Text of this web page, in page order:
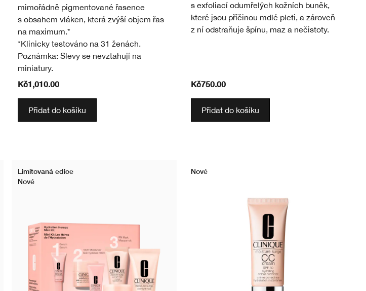
mimořádně pigmentované řasence
s obsahem vláken, která zvýší objem řas
na maximum.*
*Klinicky testováno na 31 ženách.
Poznámka: Slevy se nevztahují na
miniatury.
Kč1,010.00
Přidat do košíku
s exfoliací odumřelých kožních buněk,
které jsou příčinou mdlé pleti, a zároveň
z ní odstraňuje špínu, maz a nečistoty.
Kč750.00
Přidat do košíku
Limitovaná edice
Nové
Nové